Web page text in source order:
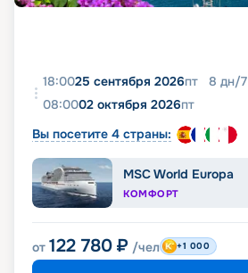
18:0025 сентября 2026пт 8 дн/7
08:0002 октября 2026пт
Вы посетите 4 страны:
MSC World Europa
КОМФОРТ
от 122 780 ₽ /чел +1 000